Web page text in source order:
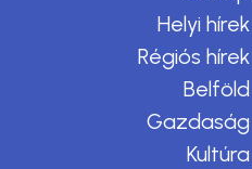
Helyi hírek
Régiós hírek
Belföld
Gazdaság
Kultúra